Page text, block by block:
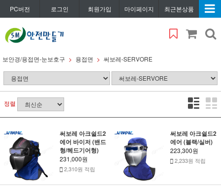
PC버전 로그인 회원가입 마이페이지 최근본상품
보안경/용접면-눈보호구 용접면 써보레-SERVORE
정렬
써보레 아크쉴드2
에어 바이저 (밴드
형/헤드기어형)
231,000원
2,310원 적립
써보레 아크쉴드2
에어 (블랙/실버)
223,300원
2,233원 적립